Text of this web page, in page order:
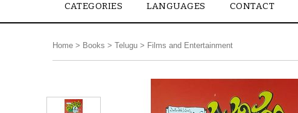
CATEGORIES LANGUAGES CONTACT
Home > Books > Telugu > Films and Entertainment